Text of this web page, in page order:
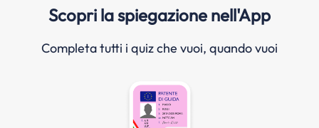
Scopri la spiegazione nell'App
Completa tutti i quiz che vuoi, quando vuoi